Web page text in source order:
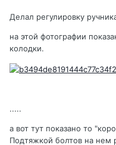
Делал регулировку
на этой фотографии
колодки.
.....
а вот тут показано то
Подтяжкой болтов на нем